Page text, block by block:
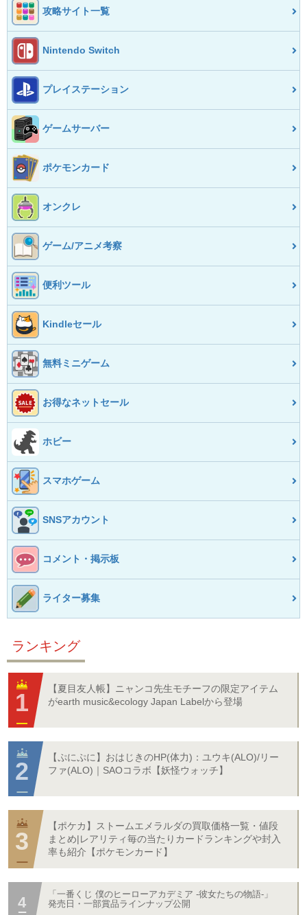
攻略サイト一覧
Nintendo Switch
プレイステーション
ゲームサーバー
ポケモンカード
オンクレ
ゲーム/アニメ考察
便利ツール
Kindleセール
無料ミニゲーム
お得なネットセール
ホビー
スマホゲーム
SNSアカウント
コメント・掲示板
ライター募集
ランキング
【夏目友人帳】ニャンコ先生モチーフの限定アイテム
がearth music&ecology Japan Labelから登場
【ぷにぷに】おはじきのHP(体力)：ユウキ(ALO)/リー
ファ(ALO)｜SAOコラボ【妖怪ウォッチ】
【ポケカ】ストームエメラルダの買取価格一覧・値段
まとめ|レアリティ毎の当たりカードランキングや封入
率も紹介【ポケモンカード】
「一番くじ 僕のヒーローアカデミア -彼女たちの物語-」
発売日・一部賞品ラインナップ公開